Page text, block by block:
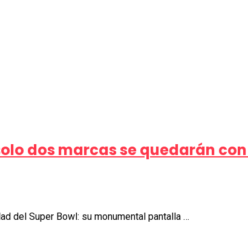
dos marcas se quedarán
del Super Bowl: su monumental pantalla …